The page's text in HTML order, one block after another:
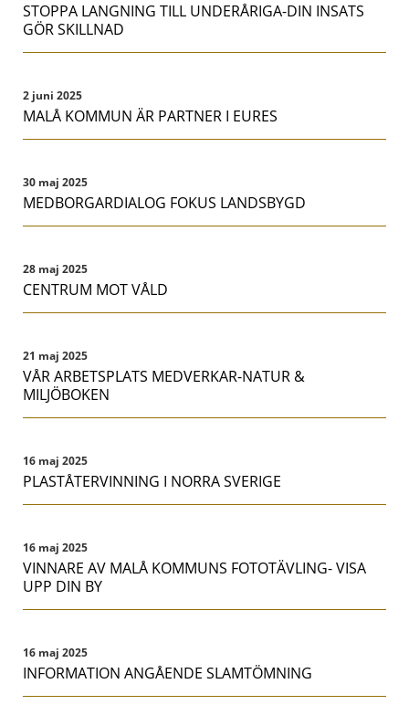
STOPPA LANGNING TILL UNDERÅRIGA-DIN INSATS
GÖR SKILLNAD
2 juni 2025
MALÅ KOMMUN ÄR PARTNER I EURES
30 maj 2025
MEDBORGARDIALOG FOKUS LANDSBYGD
28 maj 2025
CENTRUM MOT VÅLD
21 maj 2025
VÅR ARBETSPLATS MEDVERKAR-NATUR &
MILJÖBOKEN
16 maj 2025
PLASTÅTERVINNING I NORRA SVERIGE
16 maj 2025
VINNARE AV MALÅ KOMMUNS FOTOTÄVLING- VISA
UPP DIN BY
16 maj 2025
INFORMATION ANGÅENDE SLAMTÖMNING